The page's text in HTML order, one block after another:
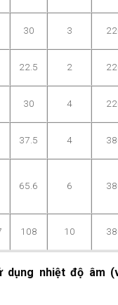
30 3
22.5 2
30 4
37.5 4
65.6 6
108 10
dụng nhiệt độ âm